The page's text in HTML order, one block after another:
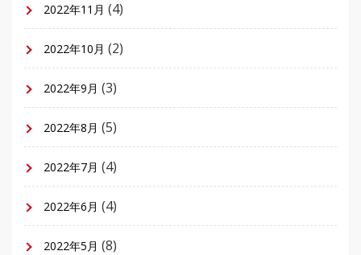
2022年11月 (4)
2022年10月 (2)
2022年9月 (3)
2022年8月 (5)
2022年7月 (4)
2022年6月 (4)
2022年5月 (8)